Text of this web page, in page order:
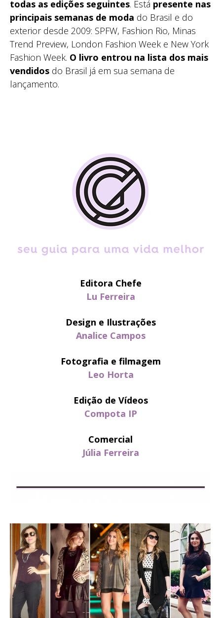
todas as edições seguintes. Está presente nas
principais semanas de moda do Brasil e do
exterior desde 2009: SPFW, Fashion Rio, Minas
Trend Preview, London Fashion Week e New York
Fashion Week. O livro entrou na lista dos mais
vendidos do Brasil já em sua semana de
lançamento.
Editora Chefe
Lu Ferreira
Design e Ilustrações
Analice Campos
Fotografia e filmagem
Leo Horta
Edição de Vídeos
Compota IP
Comercial
Júlia Ferreira